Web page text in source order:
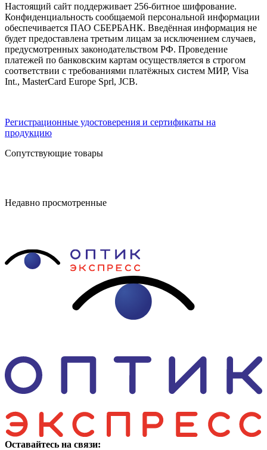
Настоящий сайт поддерживает 256-битное шифрование.
Конфиденциальность сообщаемой персональной информации
обеспечивается ПАО СБЕРБАНК. Введённая информация не
будет предоставлена третьим лицам за исключением случаев,
предусмотренных законодательством РФ. Проведение
платежей по банковским картам осуществляется в строгом
соответствии с требованиями платёжных систем МИР, Visa
Int., MasterCard Europe Sprl, JCB.
Регистрационные удостоверения и сертификаты на
продукцию
Сопутствующие товары
Недавно просмотренные
Оставайтесь на связи: